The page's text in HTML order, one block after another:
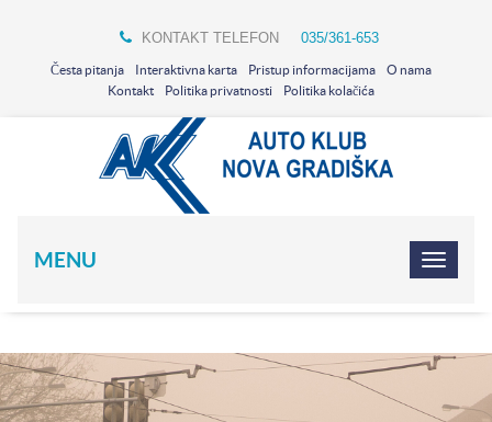
KONTAKT TELEFON 035/361-653
Česta pitanja Interaktivna karta Pristup informacijama
O nama
Kontakt
Politika privatnosti Politika kolačića
MENU